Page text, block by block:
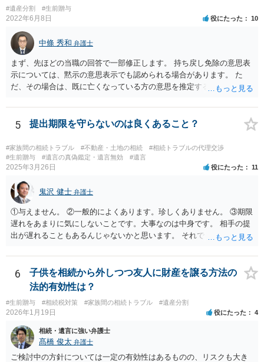
#遺産分割 #生前贈与
2022年6月8日 役にたった 10
中條 秀和 弁護士
まず、先ほどの当職の回答で一部修正します。 持ち戻し免除の意思表
示については、黙示の意思表示でも認められる場合があります。 た
だ、その場合は、既に亡くなっている方の意思を推定することになり
持ち戻し免除の意思表示は書面で明確にしておいていただくべきとい
う結論は変わりません。 誤解を与えるような回答でした。失礼しまし
た。 文言については、「〇〇に対する生前贈与による特別受益の持ち
戻しをすべて免除する」というのがオーソドックスなものですが、ご
心配ならば、弁護士のところに行って、特別受益となりそうな贈与に
ついて説明した上で、適切な文言についてご相談してみてはいかがで
しょうか。
5 提出期限を守らないのは良くあること？
#家族間の相続トラブル #不動産・土地の相続
#相続トラブルの代理交渉
#生前贈与
#遺言の真偽鑑定・遺言無効 #遺言
2025年3月26日 役にたった 11
鬼沢 健士 弁護士
①与えません。 ②一般的によくあります。珍しくありません。 ③期限
遅れをあまりに気にしないことです。大事なのは中身です。 相手の提
出が遅れることもあるんじゃないかと思います。 それでもあなた有利
6
子供を相続から外しつつ友人に財産を譲る方法の
法的有効性は？
#生前贈与 #相続税対策 #家族間の相続トラブル #遺産分割
2026年1月19日 役にたった 4
相続・遺言に強い弁護士
髙橋 俊太 弁護士
ご検討中の方針については一定の有効性はあるものの、リスクも大き